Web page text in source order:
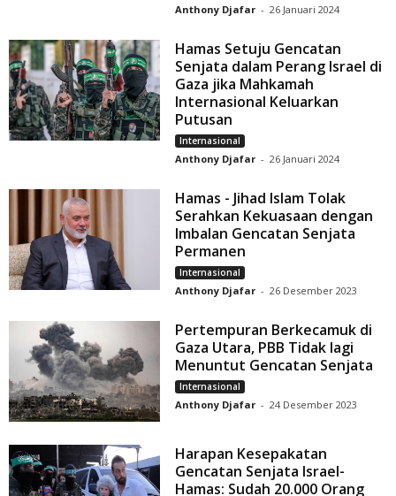
Anthony Djafar - 26 Januari 2024
Hamas Setuju Gencatan
Senjata dalam Perang Israel di
Gaza jika Mahkamah
Internasional Keluarkan
Putusan
Internasional
Anthony Djafar - 26 Januari 2024
Hamas - Jihad Islam Tolak
Serahkan Kekuasaan dengan
Imbalan Gencatan Senjata
Permanen
Internasional
Anthony Djafar - 26 Desember 2023
Pertempuran Berkecamuk di
Gaza Utara, PBB Tidak lagi
Menuntut Gencatan Senjata
Internasional
Anthony Djafar - 24 Desember 2023
Harapan Kesepakatan
Gencatan Senjata Israel-
Hamas: Sudah 20.000 Orang